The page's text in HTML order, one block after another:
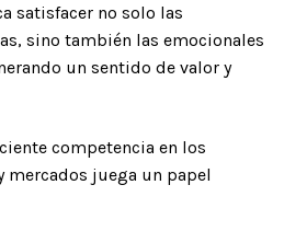
satisfacer no solo las
sino también las emocionales
un sentido de valor y
competencia en los
mercados juega un papel